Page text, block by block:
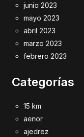
junio 2023
mayo 2023
abril 2023
marzo 2023
febrero 2023
Categorías
15 km
aenor
ajedrez